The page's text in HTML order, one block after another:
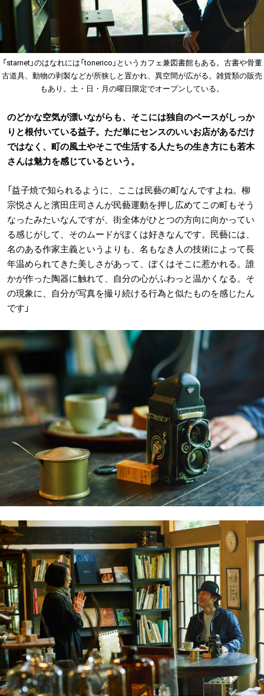
「starnet」のはなれには「tonerico」というカフェ兼図書館もある。古書や骨董
古道具、動物の剥製などが所狭しと置かれ、異空間が広がる。雑貨類の販売
もあり。土・日・月の曜日限定でオープンしている。
のどかな空気が漂いながらも、そこには独自のペースがしっか
りと根付いている益子。ただ単にセンスのいいお店があるだけ
ではなく、町の風土やそこで生活する人たちの生き方にも若木
さんは魅力を感じているという。
「益子焼で知られるように、ここは民藝の町なんですよね。柳
宗悦さんと濱田庄司さんが民藝運動を押し広めてこの町もそう
なったみたいなんですが、街全体がひとつの方向に向かってい
る感じがして、そのムードがぼくは好きなんです。民藝には、
名のある作家主義というよりも、名もなき人の技術によって長
年温められてきた美しさがあって、ぼくはそこに惹かれる。誰
かが作った陶器に触れて、自分の心がふわっと温かくなる。そ
の現象に、自分が写真を撮り続ける行為と似たものを感じたん
です」